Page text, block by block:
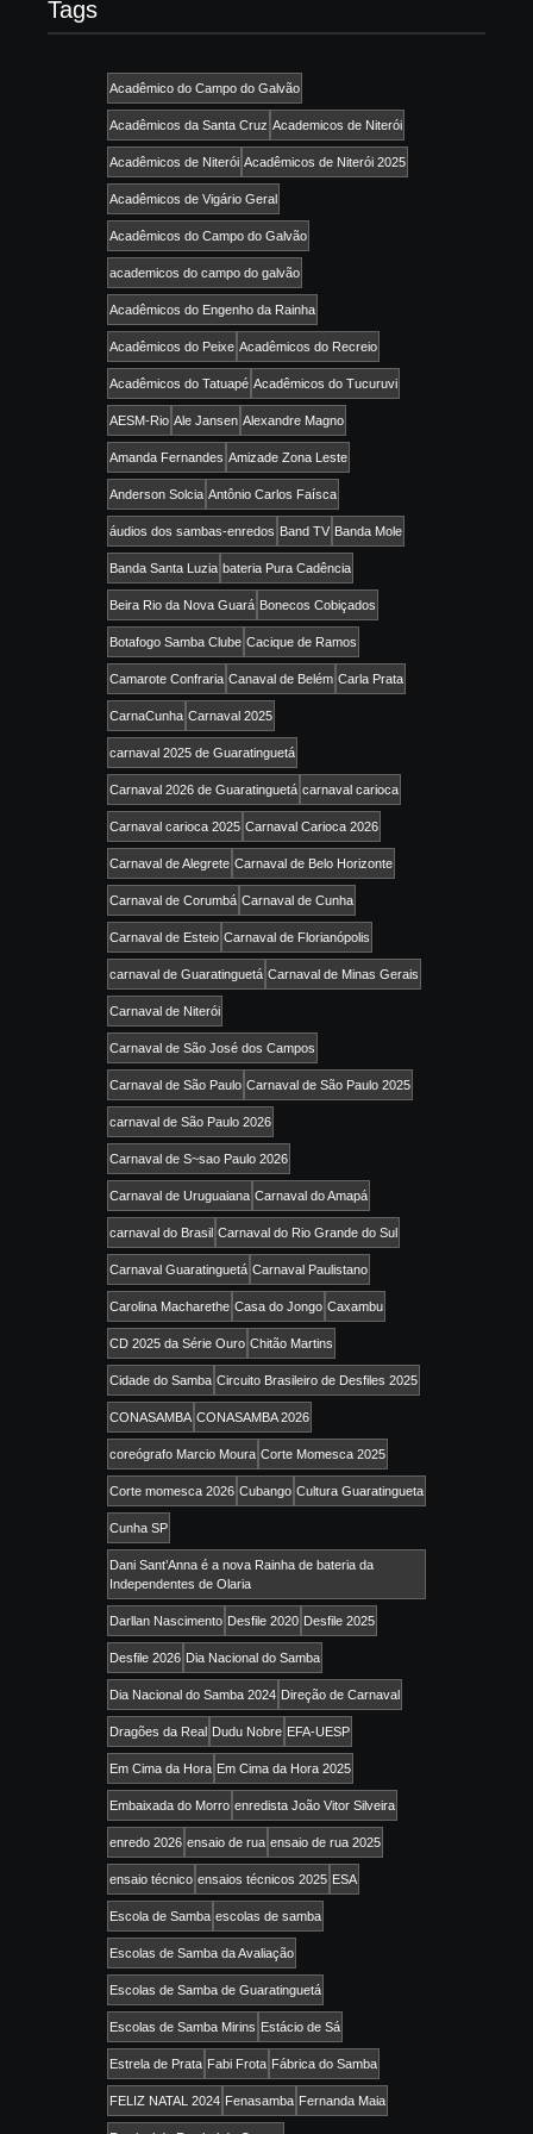
Tags
Acadêmico do Campo do Galvão
Acadêmicos da Santa Cruz Academicos de Niterói
Acadêmicos de Niterói Acadêmicos de Niterói 2025
Acadêmicos de Vigário Geral
Acadêmicos do Campo do Galvão
academicos do campo do galvão
Acadêmicos do Engenho da Rainha
Acadêmicos do Peixe Acadêmicos do Recreio
Acadêmicos do Tatuapé Acadêmicos do Tucuruvi
AESM-Rio Ale Jansen Alexandre Magno
Amanda Fernandes Amizade Zona Leste
Anderson Solcia Antônio Carlos Faísca
áudios dos sambas-enredos Band TV Banda Mole
Banda Santa Luzia bateria Pura Cadência
Beira Rio da Nova Guará Bonecos Cobiçados
Botafogo Samba Clube Cacique de Ramos
Camarote Confraria Canaval de Belém Carla Prata
CarnaCunha Carnaval 2025
carnaval 2025 de Guaratinguetá
Carnaval 2026 de Guaratinguetá carnaval carioca
Carnaval carioca 2025 Carnaval Carioca 2026
Carnaval de Alegrete Carnaval de Belo Horizonte
Carnaval de Corumbá Carnaval de Cunha
Carnaval de Esteio Carnaval de Florianópolis
carnaval de Guaratinguetá Carnaval de Minas Gerais
Carnaval de Niterói
Carnaval de São José dos Campos
Carnaval de São Paulo Carnaval de São Paulo 2025
carnaval de São Paulo 2026
Carnaval de S~sao Paulo 2026
Carnaval de Uruguaiana Carnaval do Amapá
carnaval do Brasil Carnaval do Rio Grande do Sul
Carnaval Guaratinguetá Carnaval Paulistano
Carolina Macharethe Casa do Jongo Caxambu
CD 2025 da Série Ouro Chitão Martins
Cidade do Samba Circuito Brasileiro de Desfiles 2025
CONASAMBA CONASAMBA 2026
coreógrafo Marcio Moura Corte Momesca 2025
Corte momesca 2026 Cubango Cultura Guaratingueta
Cunha SP
Dani Sant’Anna é a nova Rainha de bateria da
Independentes de Olaria
Darllan Nascimento Desfile 2020 Desfile 2025
Desfile 2026 Dia Nacional do Samba
Dia Nacional do Samba 2024 Direção de Carnaval
Dragões da Real Dudu Nobre EFA-UESP
Em Cima da Hora Em Cima da Hora 2025
Embaixada do Morro enredista João Vitor Silveira
enredo 2026 ensaio de rua ensaio de rua 2025
ensaio técnico ensaios técnicos 2025 ESA
Escola de Samba escolas de samba
Escolas de Samba da Avaliação
Escolas de Samba de Guaratinguetá
Escolas de Samba Mirins Estácio de Sá
Estrela de Prata Fabi Frota Fábrica do Samba
FELIZ NATAL 2024 Fenasamba Fernanda Maia